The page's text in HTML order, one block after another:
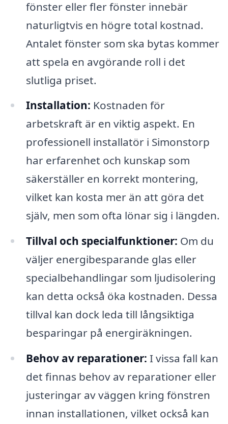
fönster eller fler fönster innebär
naturligtvis en högre total kostnad.
Antalet fönster som ska bytas kommer
att spela en avgörande roll i det
slutliga priset.
Installation: Kostnaden för
arbetskraft är en viktig aspekt. En
professionell installatör i Simonstorp
har erfarenhet och kunskap som
säkerställer en korrekt montering,
vilket kan kosta mer än att göra det
själv, men som ofta lönar sig i längden.
Tillval och specialfunktioner: Om du
väljer energibesparande glas eller
specialbehandlingar som ljudisolering
kan detta också öka kostnaden. Dessa
tillval kan dock leda till långsiktiga
besparingar på energiräkningen.
Behov av reparationer: I vissa fall kan
det finnas behov av reparationer eller
justeringar av väggen kring fönstren
innan installationen, vilket också kan